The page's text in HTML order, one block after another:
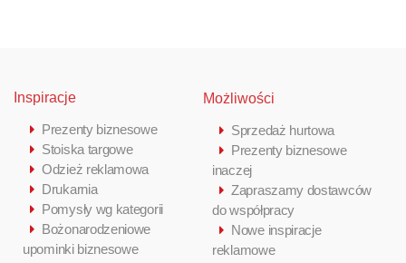
Inspiracje
Prezenty biznesowe
Stoiska targowe
Odzież reklamowa
Drukarnia
Pomysły wg kategorii
Bożonarodzeniowe
upominki biznesowe
Możliwości
Sprzedaż hurtowa
Prezenty biznesowe
inaczej
Zapraszamy dostawców
do współpracy
Nowe inspiracje
reklamowe